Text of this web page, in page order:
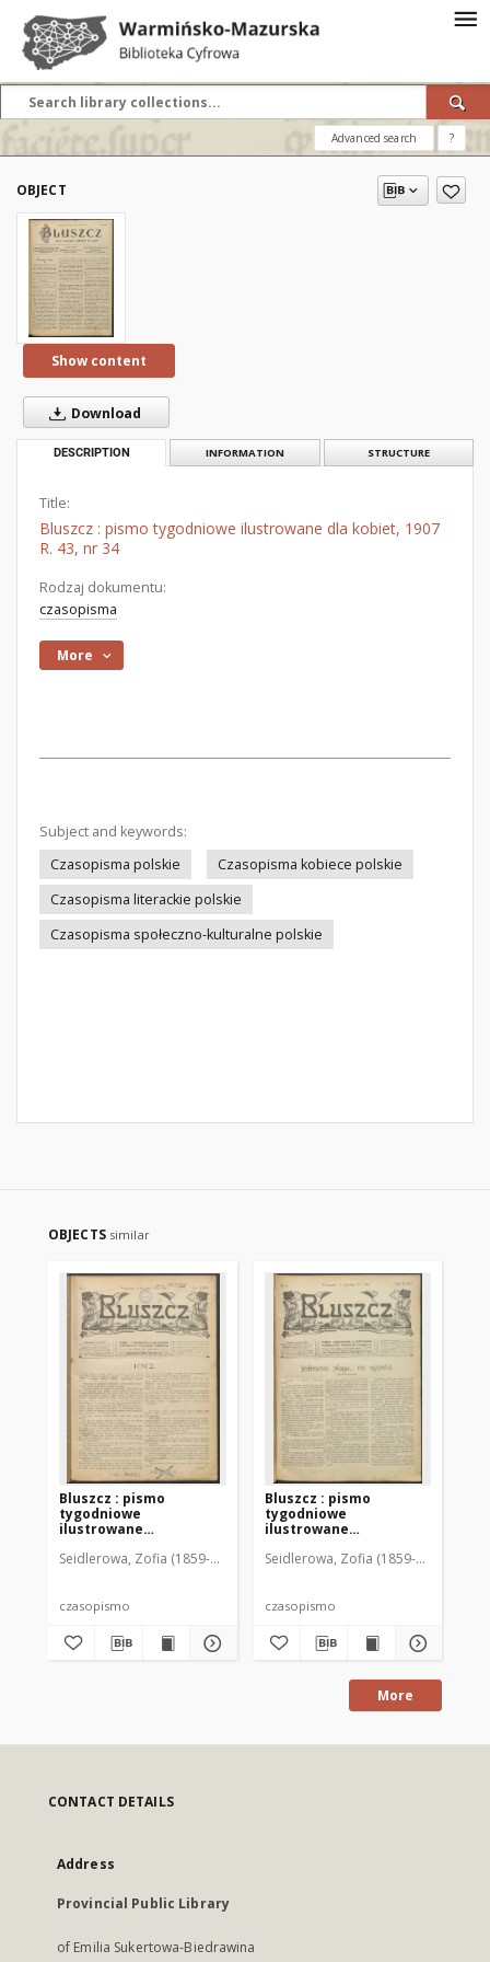
Advanced search ?
OBJECT
Show content
Download
DESCRIPTION INFORMATION STRUCTURE
Title:
Bluszcz : pismo tygodniowe ilustrowane dla kobiet, 1907
R. 43, nr 34
Rodzaj dokumentu:
czasopisma
More
Subject and keywords:
Czasopisma polskie
Czasopisma kobiece polskie
Czasopisma literackie polskie
Czasopisma społeczno-kulturalne polskie
OBJECTS similar
Bluszcz : pismo
tygodniowe
ilustrowane
kobiecym, 1912 R. 48, nr
Seidlerowa, Zofia (1859-1919). Red. i Wyd.
czasopismo
Bluszcz : pismo
tygodniowe
ilustrowane
kobiecym, 1912 R. 48, nr
Seidlerowa, Zofia (1859-1919). Red.
czasopismo
More
CONTACT DETAILS
Address
Provincial Public Library
of Emilia Sukertowa-Biedrawina